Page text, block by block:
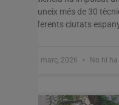
reuneix més de 30
diferents ciutats
26 març, 2026 No hi